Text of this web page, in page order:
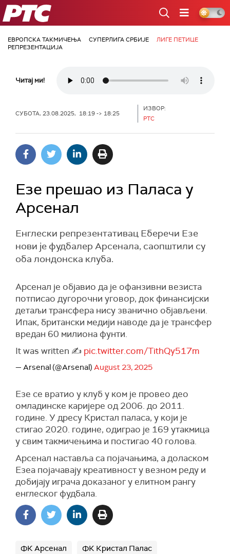
РТС
ЕВРОПСКА ТАКМИЧЕЊА СУПЕРЛИГА СРБИЈЕ
ЛИГЕ ПЕТИЦЕ
РЕПРЕЗЕНТАЦИЈА
Читај ми!
СУБОТА, 23.08.2025, 18:19 -> 18:25
ИЗВОР:
РТС
Езе прешао из Паласа у
Арсенал
Енглески репрезентативац Еберечи Езе
нови је фудбалер Арсенала, саопштили су
оба лондонска клуба.
Арсенал је објавио да је офанзивни везиста
потписао дугорочни уговор, док финансијски
детаљи трансфера нису званично објављени.
Ипак, британски медији наводе да је трансфер
вредан 60 милиона фунти.
It was written ✍ pic.twitter.com/TithQy517m
— Arsenal (@Arsenal) August 23, 2025
Езе се вратио у клуб у ком је провео део
омладинске каријере од 2006. до 2011.
године. У дресу Кристал паласа, у који је
стигао 2020. године, одиграо је 169 утакмица
у свим такмичењима и постигао 40 голова.
Арсенал наставља са појачањима, а доласком
Езеа појачавају креативност у везном реду и
добијају играча доказаног у елитном рангу
енглеског фудбала.
ФК Арсенал ФК Кристал Палас